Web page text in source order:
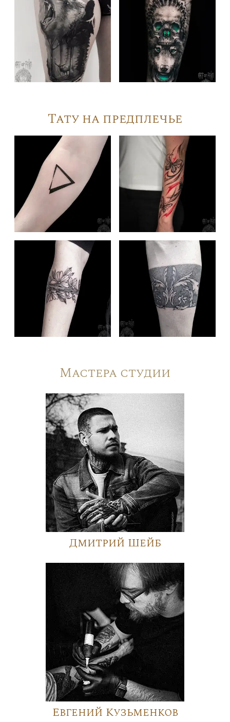
Тату на предплечье
Мастера студии
Дмитрий Шейб
Евгений Кузьменков